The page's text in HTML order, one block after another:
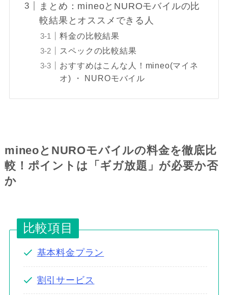
まとめ：mineoとNUROモバイルの比
較結果とオススメできる人
料金の比較結果
スペックの比較結果
おすすめはこんな人！mineo(マイネ
オ) ・ NUROモバイル
mineoとNUROモバイルの料金を徹底比
較！ポイントは「ギガ放題」が必要か否
か
比較項目
基本料金プラン
割引サービス